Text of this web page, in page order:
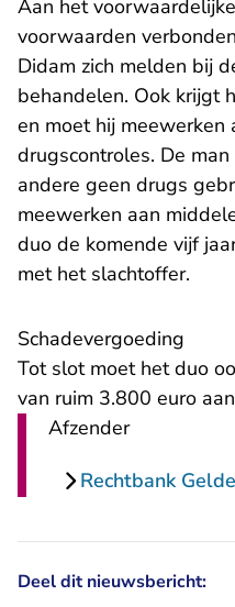
Aan het
voorwaarden
Didam zich melden bij
behandelen. Ook krijgt
en moet hij meewerken
drugscontroles. De
andere geen drugs
meewerken aan
duo de komende vijf
met het slachtoffer.
Schadevergoeding
Tot slot moet het duo
van ruim 3.800 euro
Afzender
Rechtbank
Deel dit nieuwsbericht: